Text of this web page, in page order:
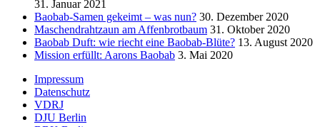
31. Januar 2021
Baobab-Samen gekeimt – was nun? 30. Dezember 2020
Maschendrahtzaun am Affenbrotbaum 31. Oktober 2020
Baobab Duft: wie riecht eine Baobab-Blüte? 13. August 2020
Mission erfüllt: Aarons Baobab 3. Mai 2020
Seitenfuß-
Menü
Impressum
Datenschutz
VDRJ
DJU Berlin